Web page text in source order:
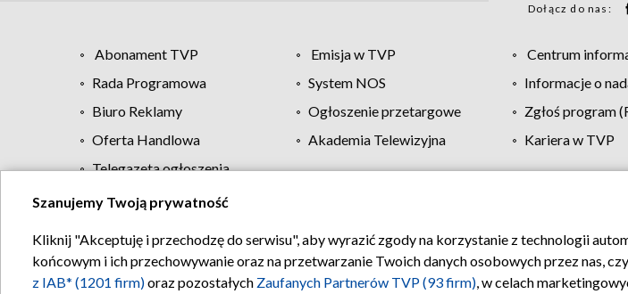
Dołącz do nas:
Abonament TVP Emisja w TVP Centrum
Rada Programowa
System NOS Informacje o
Biuro Reklamy
Ogłoszenie przetargowe Zgłoś program
Oferta Handlowa
Akademia Telewizyjna Kariera w TVP
Telegazeta ogłoszenia
Regulamin TVP Polityka prywatności Moje
Szanujemy Twoją prywatność
Kliknij "Akceptuję i przechodzę do serwisu", aby wyrazić zgody na korzystanie z technologii
końcowym i ich przechowywanie oraz na przetwarzanie Twoich danych osobowych przez nas,
z IAB* (1201 firm)oraz pozostałych Zaufanych Partnerów TVP (93 firm), w celach